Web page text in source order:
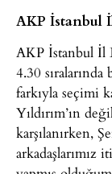
AKP İstanbul
AKP İstanbul İl
4.30
farkıyla seçimi
Yıldırım’ın
karşılanırken,
arkadaşlarımız